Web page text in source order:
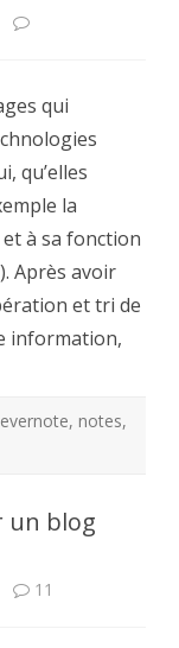
qui
qu’elles
la
à sa fonction
Après avoir
et tri de
information,
evernote, notes,
un blog
11